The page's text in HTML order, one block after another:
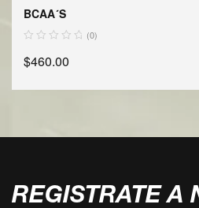
BCAA´S
(0)
$460.00
REGISTRATE A